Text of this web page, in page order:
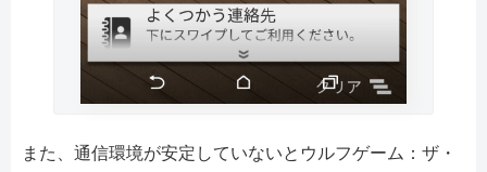
また、通信環境が安定していないとウルフゲーム：ザ・